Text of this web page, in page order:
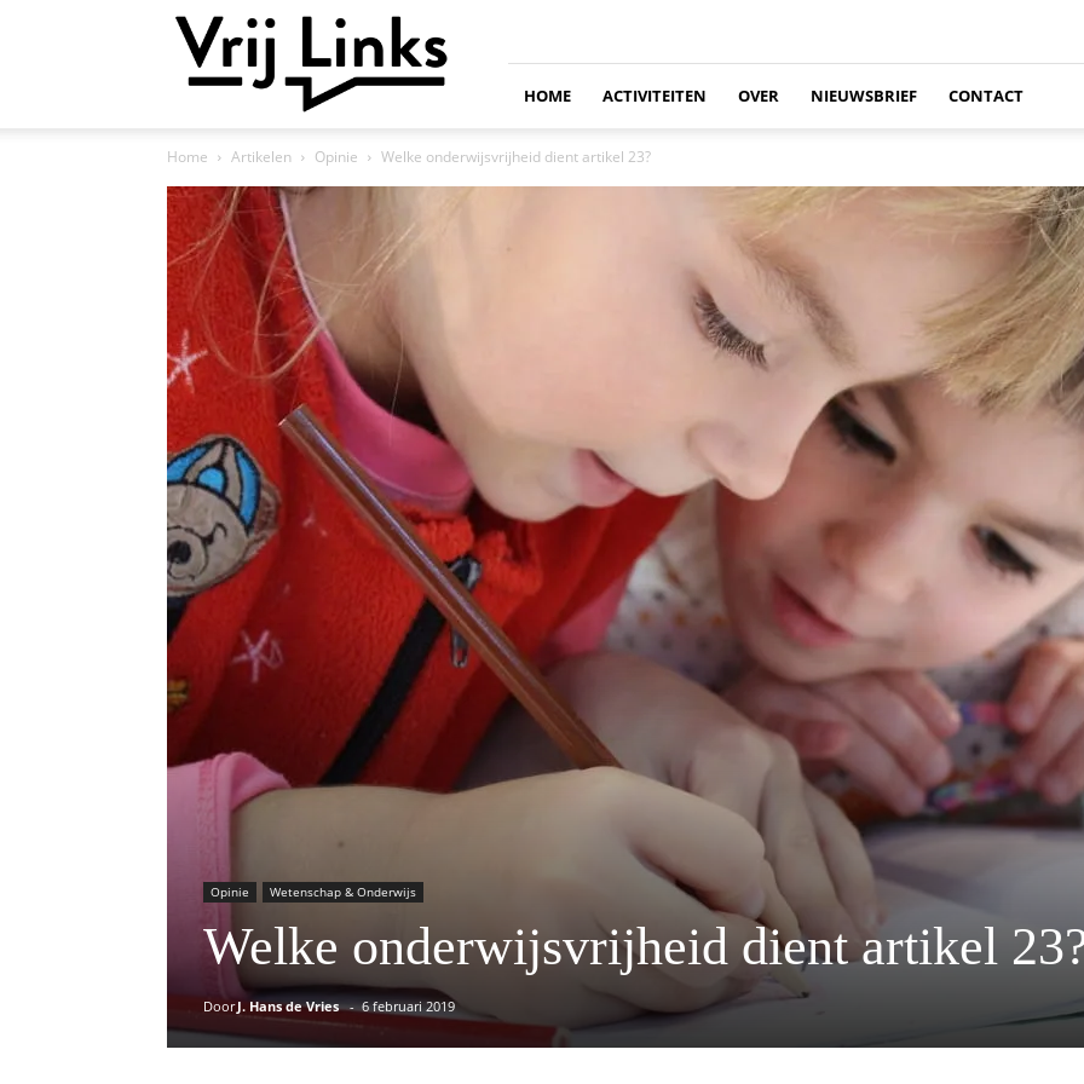
Vrij
Links
HOME ACTIVITEITEN OVER NIEUWSBRIEF CONTACT
Home Artikelen Opinie Welke onderwijsvrijheid dient artikel 23?
Opinie Wetenschap & Onderwijs
Welke onderwijsvrijheid dient artikel
Door J. Hans de Vries - 6 februari 2019